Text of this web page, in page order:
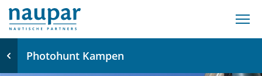
Photohunt Kampen